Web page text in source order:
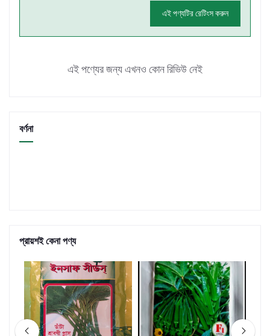
এই পণ্যটির রেটিংস করুন
এই পণ্যের জন্য এখনও কোন রিভিউ নেই
বর্ণনা
প্রায়শই কেনা পণ্য